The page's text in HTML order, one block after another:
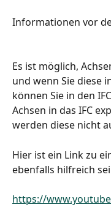
Informationen vor
Es ist möglich,
und wenn Sie diese
können Sie in den
Achsen in das IFC
werden diese nicht
Hier ist ein Link zu
ebenfalls hilfreich
https://